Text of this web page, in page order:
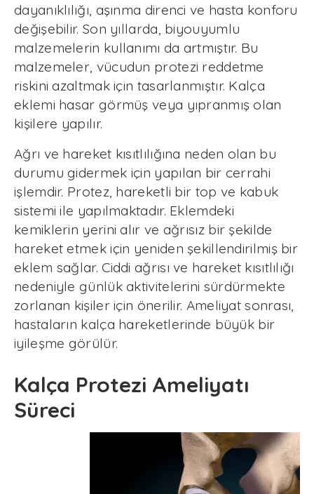
dayanıklılığı, aşınma direnci ve hasta konforu
değişebilir. Son yıllarda, biyouyumlu
malzemelerin kullanımı da artmıştır. Bu
malzemeler, vücudun protezi reddetme
riskini azaltmak için tasarlanmıştır. Kalça
eklemi hasar görmüş veya yıpranmış olan
kişilere yapılır.
Ağrı ve hareket kısıtlılığına neden olan bu
durumu gidermek için yapılan bir cerrahi
işlemdir. Protez, hareketli bir top ve kabuk
sistemi ile yapılmaktadır. Eklemdeki
kemiklerin yerini alır ve ağrısız bir şekilde
hareket etmek için yeniden şekillendirilmiş bir
eklem sağlar. Ciddi ağrısı ve hareket kısıtlılığı
nedeniyle günlük aktivitelerini sürdürmekte
zorlanan kişiler için önerilir. Ameliyat sonrası,
hastaların kalça hareketlerinde büyük bir
iyileşme görülür.
Kalça Protezi Ameliyatı
Süreci